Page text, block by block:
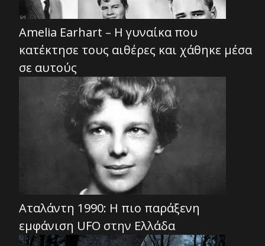
Amelia Earhart – Η γυναίκα που
κατέκτησε τους αιθέρες και χάθηκε μέσα
σε αυτούς
Αταλάντη 1990: Η πιο παράξενη
εμφάνιση UFO στην Ελλάδα